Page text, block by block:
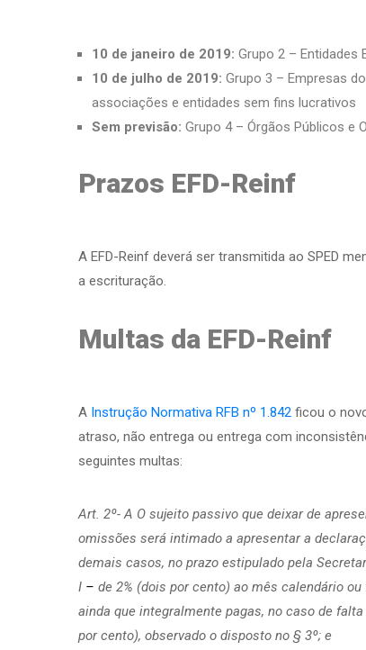
10 de janeiro de 2019: Grupo 2 – Entidades
10 de julho de 2019: Grupo 3 – Empresas
associações e entidades sem fins lucrativos
Sem previsão: Grupo 4 – Órgãos Públicos e
Prazos EFD-Reinf
A EFD-Reinf deverá ser transmitida ao SPED
a escrituração.
Multas da EFD-Reinf
A Instrução Normativa RFB nº 1.842 ficou o
atraso, não entrega ou entrega com
seguintes multas:
Art. 2º- A O sujeito passivo que deixar de
omissões será intimado a apresentar a
demais casos, no prazo estipulado pela
I – de 2% (dois por cento) ao mês calendário
ainda que integralmente pagas, no caso de
por cento), observado o disposto no § 3º; e